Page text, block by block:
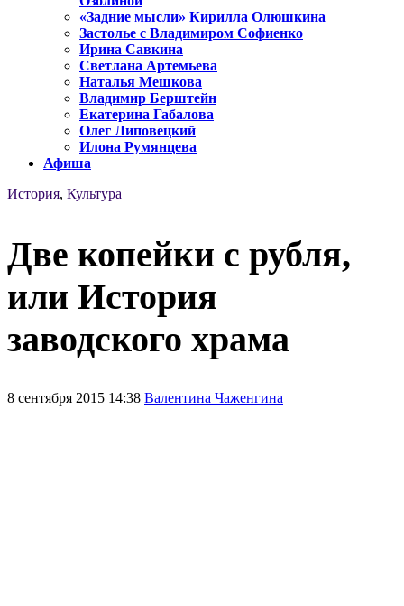
«Задние мысли» Кирилла Олюшкина
Застолье с Владимиром Софиенко
Ирина Савкина
Светлана Артемьева
Наталья Мешкова
Владимир Берштейн
Екатерина Габалова
Олег Липовецкий
Илона Румянцева
Афиша
История, Культура
Две копейки с рубля,
или История
заводского храма
8 сентября 2015 14:38 Валентина Чаженгина